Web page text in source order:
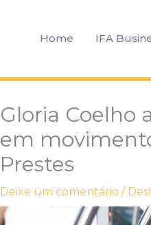
Home IFA
Gloria Coelho
em
Prestes
Deixe um comentário /